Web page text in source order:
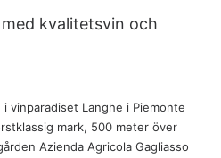
kvalitetsvin och
vinparadiset Langhe i Piemonte
mark, 500 meter över
Azienda Agricola Gagliasso